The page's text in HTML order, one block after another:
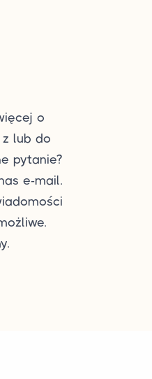
o
z lub do
pytanie?
e-mail.